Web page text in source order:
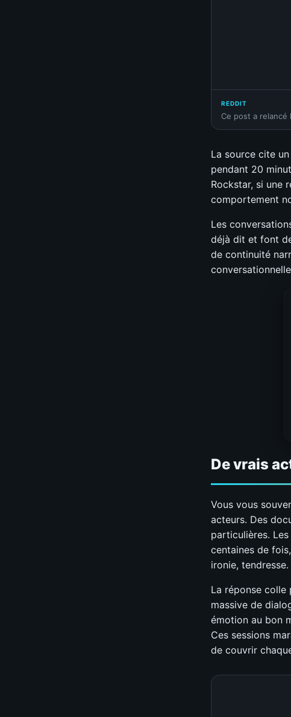
REDDIT
Ce post a
La source cite
pendant 20
Rockstar, si une
comportement
Les
déjà dit et font
de continuité
De vrais
Vous vous
acteurs. Des
particulières.
centaines de
ironie,
La réponse colle
massive de
émotion au bon
Ces sessions
de couvrir